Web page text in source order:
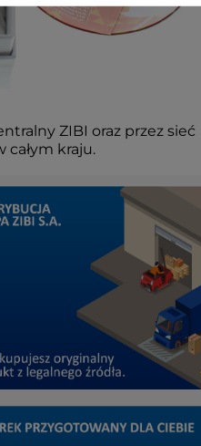
ZIBI oraz przez sieć
całym kraju.